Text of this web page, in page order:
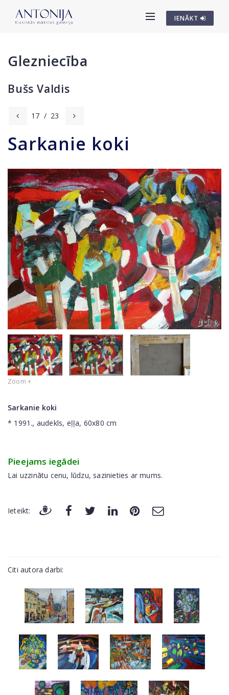
IENĀKT
Glezniecība
Bušs Valdis
17 / 23
Sarkanie koki
Zoom +
Sarkanie koki
* 1991., audekls, eļļa, 60x80 cm
Pieejams iegādei
Lai uzzinātu cenu, lūdzu, sazinieties ar mums.
Ieteikt:
Citi autora darbi: